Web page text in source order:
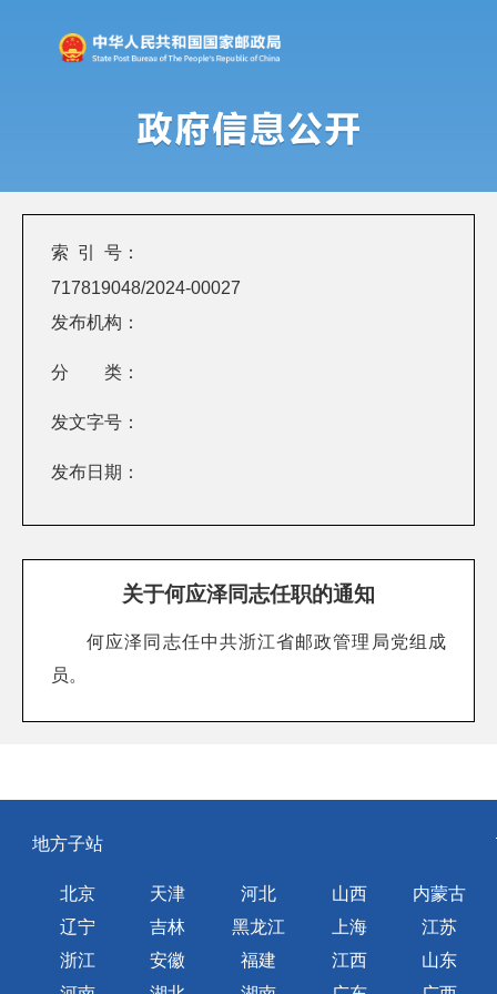
索 引 号：
717819048/2024-00027
发布机构：
分 类：
发文字号：
发布日期：
关于何应泽同志任职的通知
何应泽同志任中共浙江省邮政管理局党组成
员。
地方子站
北京 天津 河北 山西
内蒙古
辽宁
吉林 黑龙江 上海
江苏
浙江
安徽 福建 江西
山东